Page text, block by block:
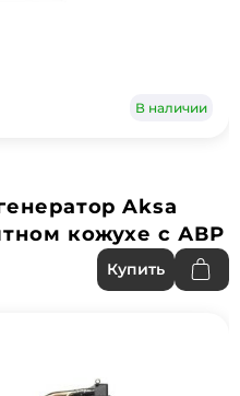
В наличии
Aksa
кожухе с АВР
Купить